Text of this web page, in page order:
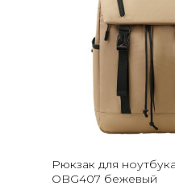
Рюкзак для
OBG407 бежевый